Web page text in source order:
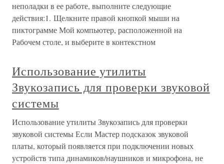
неполадки в ее работе, выполните следующие
действия:1. Щелкните правой кнопкой мыши на
пиктограмме Мой компьютер, расположенной на
Рабочем столе, и выберите в контекстном
Использование утилиты
Звукозапись для проверки звуковой
системы
Использование утилиты Звукозапись для проверки
звуковой системы Если Мастер подсказок звуковой
платы, который появляется при подключении новых
устройств типа динамиков/наушников и микрофона, не